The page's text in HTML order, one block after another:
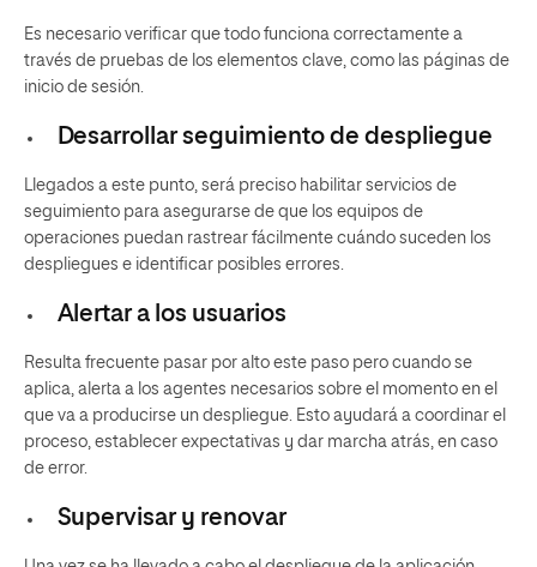
Es necesario verificar que todo funciona correctamente a
través de pruebas de los elementos clave, como las páginas de
inicio de sesión.
Desarrollar seguimiento de despliegue
Llegados a este punto, será preciso habilitar servicios de
seguimiento para asegurarse de que los equipos de
operaciones puedan rastrear fácilmente cuándo suceden los
despliegues e identificar posibles errores.
Alertar a los usuarios
Resulta frecuente pasar por alto este paso pero cuando se
aplica, alerta a los agentes necesarios sobre el momento en el
que va a producirse un despliegue. Esto ayudará a coordinar el
proceso, establecer expectativas y dar marcha atrás, en caso
de error.
Supervisar y renovar